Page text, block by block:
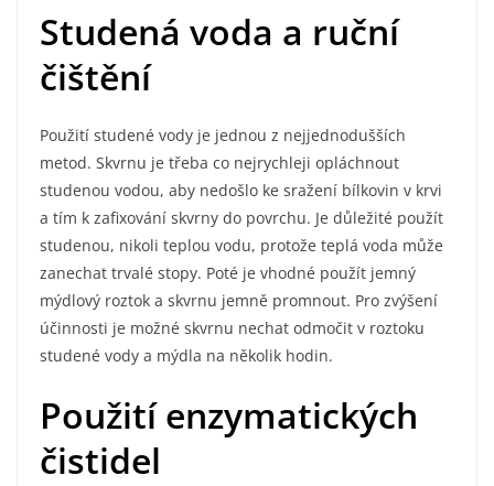
Studená voda a ruční
čištění
Použití studené vody je jednou z nejjednodušších
metod. Skvrnu je třeba co nejrychleji opláchnout
studenou vodou, aby nedošlo ke sražení bílkovin v krvi
a tím k zafixování skvrny do povrchu. Je důležité použít
studenou, nikoli teplou vodu, protože teplá voda může
zanechat trvalé stopy. Poté je vhodné použít jemný
mýdlový roztok a skvrnu jemně promnout. Pro zvýšení
účinnosti je možné skvrnu nechat odmočit v roztoku
studené vody a mýdla na několik hodin.
Použití enzymatických
čistidel